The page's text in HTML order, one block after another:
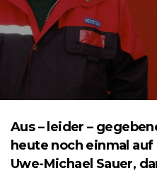
Aus – leider –
heute noch einmal
Uwe-Michael Sauer,